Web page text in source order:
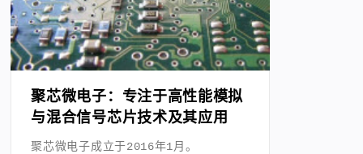
聚芯微电子：专注于高性能模拟
与混合信号芯片技术及其应用
聚芯微电子成立于2016年1月。